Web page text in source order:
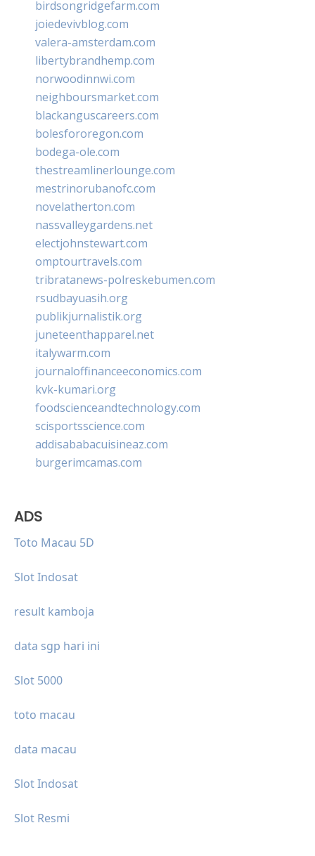
birdsongridgefarm.com
joiedevivblog.com
valera-amsterdam.com
libertybrandhemp.com
norwoodinnwi.com
neighboursmarket.com
blackanguscareers.com
bolesfororegon.com
bodega-ole.com
thestreamlinerlounge.com
mestrinorubanofc.com
novelatherton.com
nassvalleygardens.net
electjohnstewart.com
omptourtravels.com
tribratanews-polreskebumen.com
rsudbayuasih.org
publikjurnalistik.org
juneteenthapparel.net
italywarm.com
journaloffinanceeconomics.com
kvk-kumari.org
foodscienceandtechnology.com
scisportsscience.com
addisababacuisineaz.com
burgerimcamas.com
ADS
Toto Macau 5D
Slot Indosat
result kamboja
data sgp hari ini
Slot 5000
toto macau
data macau
Slot Indosat
Slot Resmi